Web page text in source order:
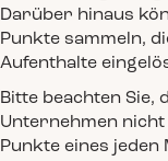
Darüber hinaus
Punkte sammeln,
Aufenthalte
Bitte beachten
Unternehmen
Punkte eines